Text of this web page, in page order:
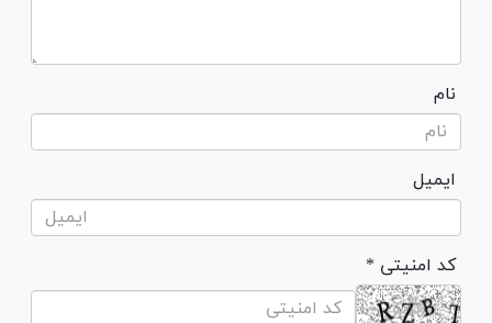
نام
ایمیل
* کد امنیتی